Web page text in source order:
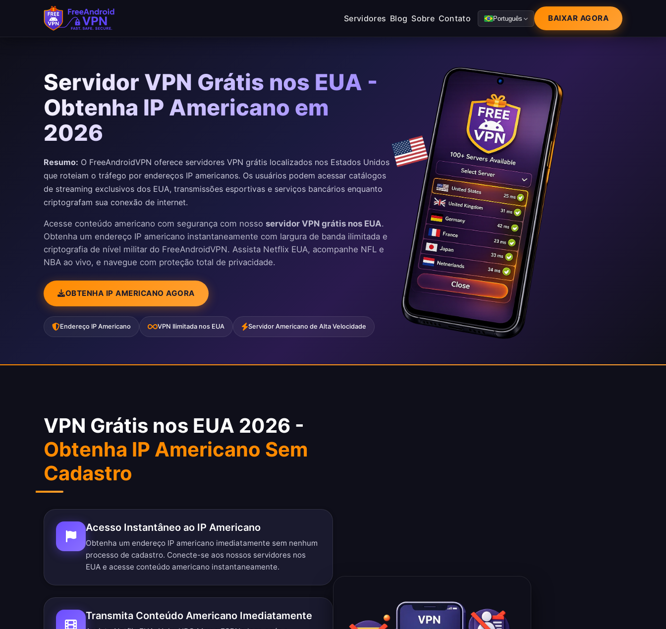
Servidores Blog Sobre Contato Português BAIXAR AGORA
Servidor VPN Grátis nos EUA -
Obtenha IP Americano em
2026
Resumo: O FreeAndroidVPN oferece servidores VPN grátis localizados nos Estados Unidos
que roteiam o tráfego por endereços IP americanos. Os usuários podem acessar catálogos
de streaming exclusivos dos EUA, transmissões esportivas e serviços bancários enquanto
criptografam sua conexão de internet.
Acesse conteúdo americano com segurança com nosso servidor VPN grátis nos EUA.
Obtenha um endereço IP americano instantaneamente com largura de banda ilimitada e
criptografia de nível militar do FreeAndroidVPN. Assista Netflix EUA, acompanhe NFL e
NBA ao vivo, e navegue com proteção total de privacidade.
OBTENHA IP AMERICANO AGORA
Endereço IP Americano VPN Ilimitada nos EUA Servidor Americano de Alta Velocidade
VPN Grátis nos EUA 2026 -
Obtenha IP Americano Sem
Cadastro
Acesso Instantâneo ao IP Americano
Obtenha um endereço IP americano imediatamente sem nenhum
processo de cadastro. Conecte-se aos nossos servidores nos
EUA e acesse conteúdo americano instantaneamente.
Transmita Conteúdo Americano Imediatamente